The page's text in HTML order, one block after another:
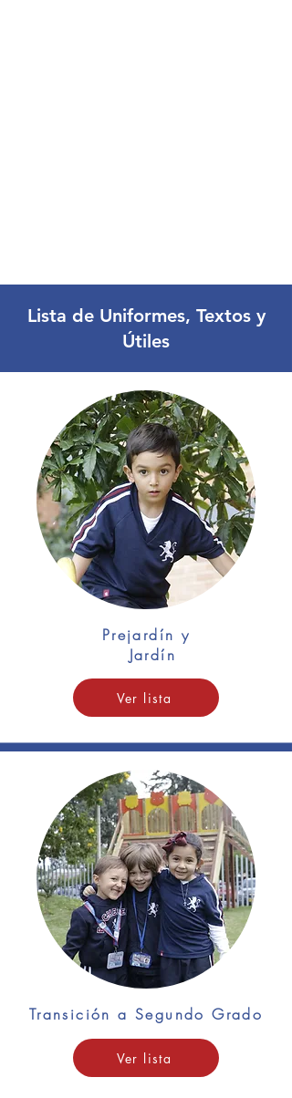
Lista de Uniformes, Textos y
Útiles
Prejardín y
Jardín
Ver lista
Transición a Segundo Grado
Ver lista